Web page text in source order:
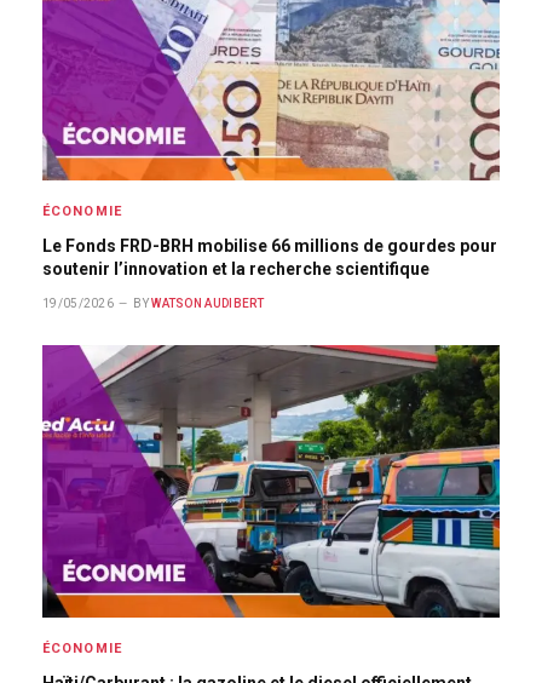
ÉCONOMIE
Le Fonds FRD-BRH mobilise 66 millions de gourdes pour
soutenir l’innovation et la recherche scientifique
19/05/2026 BY WATSON AUDIBERT
ÉCONOMIE